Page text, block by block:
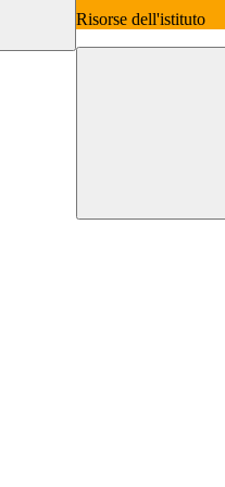
Risorse dell'istituto